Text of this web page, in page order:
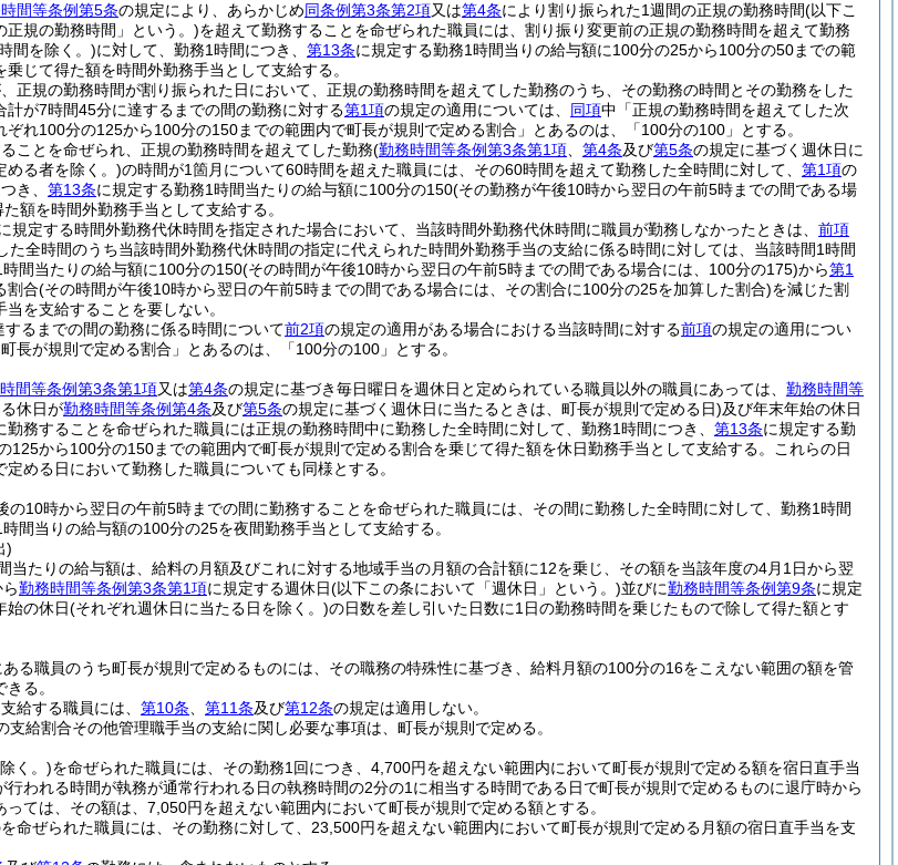
間等条例第5条の規定により、あらかじめ同条例第3条第2項又は第4条により割り振られた1週間の正規の勤務時間(以下こ
正規の勤務時間」という。)を超えて勤務することを命ぜられた職員には、割り振り変更前の正規の勤務時間を超えて勤務
間を除く。)に対して、勤務1時間につき、 第13条に規定する勤務1時間当りの給与額に100分の25から100分の50までの範
じて得た額を時間外勤務手当として支給する。
正規の勤務時間が割り振られた日において、正規の勤務時間を超えてした勤務のうち、その勤務の時間とその勤務をした
計が7時間45分に達するまでの間の勤務に対する第1項の規定の適用については、 同項中「正規の勤務時間を超えてした次
れ100分の125から100分の150までの範囲内で町長が規則で定める割合」とあるのは、「100分の100」とする。
ことを命ぜられ、正規の勤務時間を超えてした勤務(勤務時間等条例第3条第1項 第4条及び第5条の規定に基づく週休日に
める者を除く。)の時間が1箇月について60時間を超えた職員には、その60時間を超えて勤務した全時間に対して、 第1項の
き、 第13条に規定する勤務1時間当たりの給与額に100分の150(その勤務が午後10時から翌日の午前5時までの間である場
額を時間外勤務手当として支給する。
規定する時間外勤務代休時間を指定された場合において、当該時間外勤務代休時間に職員が勤務しなかったときは、 前項
た全時間のうち当該時間外勤務代休時間の指定に代えられた時間外勤務手当の支給に係る時間に対しては、当該時間1時間
間当たりの給与額に100分の150(その時間が午後10時から翌日の午前5時までの間である場合には、100分の175)から第1
割合(その時間が午後10時から翌日の午前5時までの間である場合には、その割合に100分の25を加算した割合)を減じた割
を支給することを要しない。
るまでの間の勤務に係る時間について前2項の規定の適用がある場合における当該時間に対する前項の規定の適用につい
長が規則で定める割合」とあるのは、「100分の100」とする。
間等条例第3条第1項又は第4条の規定に基づき毎日曜日を週休日と定められている職員以外の職員にあっては、 勤務時間等
休日が勤務時間等条例第4条及び第5条の規定に基づく週休日に当たるときは、町長が規則で定める日)及び年末年始の休日
務することを命ぜられた職員には正規の勤務時間中に勤務した全時間に対して、勤務1時間につき、 第13条に規定する勤
125から100分の150までの範囲内で町長が規則で定める割合を乗じて得た額を休日勤務手当として支給する。
これらの日
める日において勤務した職員についても同様とする。
の10時から翌日の午前5時までの間に勤務することを命ぜられた職員には、その間に勤務した全時間に対して、勤務1時間
間当りの給与額の100分の25を夜間勤務手当として支給する。
)
当たりの給与額は、給料の月額及びこれに対する地域手当の月額の合計額に12を乗じ、その額を当該年度の4月1日から翌
勤務時間等条例第3条第1項に規定する週休日(以下この条において「週休日」という。)並びに勤務時間等条例第9条に規定
始の休日(それぞれ週休日に当たる日を除く。)の日数を差し引いた日数に1日の勤務時間を乗じたもので除して得た額とす
る職員のうち町長が規則で定めるものには、その職務の特殊性に基づき、給料月額の100分の16をこえない範囲の額を管
る。
給する職員には、 第10条 第11条及び第12条の規定は適用しない。
支給割合その他管理職手当の支給に関し必要な事項は、町長が規則で定める。
く。)を命ぜられた職員には、その勤務1回につき、4,700円を超えない範囲内において町長が規則で定める額を宿日直手当
行われる時間が執務が通常行われる日の執務時間の2分の1に相当する時間である日で町長が規則で定めるものに退庁時から
ては、その額は、7,050円を超えない範囲内において町長が規則で定める額とする。
命ぜられた職員には、その勤務に対して、23,500円を超えない範囲内において町長が規則で定める月額の宿日直手当を支